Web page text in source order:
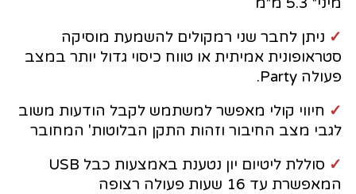
✓ ניתן לחבר שני רמקולים להשמעת מוסיקה
סטראופונית אמיתית או טווח כיסוי גדול יותר במצב
פעולה Party.
✓ חיווי קולי מאפשר למשתמש לקבל הודעות משוב
לגבי מצב החיבור וזהות התקן הבלוטות' המחובר
✓
סוללת ליטיום יון נטענת באמצעות כבל USB
המאפשרת עד 16 שעות פעולה רצופה